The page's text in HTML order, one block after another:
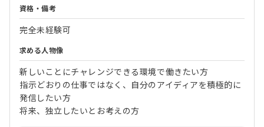
資格・備考
完全未経験可
求める人物像
新しいことにチャレンジできる環境で働きたい方
指示どおりの仕事ではなく、自分のアイディアを積極的に
発信したい方
将来、独立したいとお考えの方